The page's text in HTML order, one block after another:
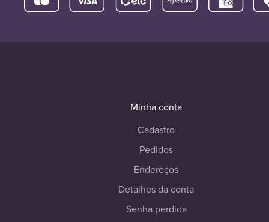
Minha conta
Cadastro
Pedidos
Endereços
Detalhes da conta
Senha perdida